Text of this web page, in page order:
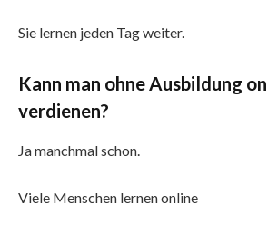
Sie lernen jeden Tag weiter.
Kann man ohne Ausbildung
verdienen?
Ja manchmal schon.
Viele Menschen lernen online